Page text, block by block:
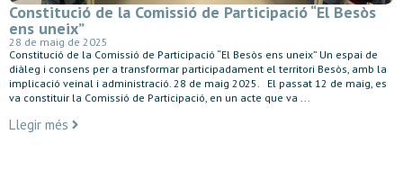
Constitució de la Comissió de Participació “El Besòs
ens uneix”
28 de maig de 2025
Constitució de la Comissió de Participació “El Besòs ens uneix” Un espai de
diàleg i consens per a transformar participadament el territori Besòs, amb la
implicació veinal i administració. 28 de maig 2025. El passat 12 de maig, es
va constituir la Comissió de Participació, en un acte que va ...
Llegir més